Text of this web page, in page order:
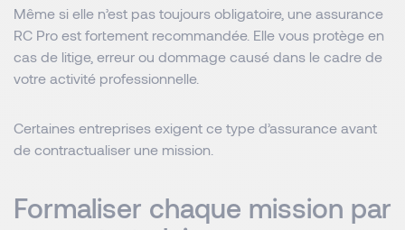
Même si elle n’est pas toujours obligatoire, une assurance
RC Pro est fortement recommandée. Elle vous protège en
cas de litige, erreur ou dommage causé dans le cadre de
votre activité professionnelle.
Certaines entreprises exigent ce type d’assurance avant
de contractualiser une mission.
Formaliser chaque mission par